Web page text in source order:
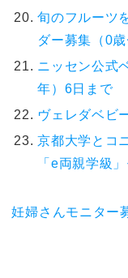
旬のフルーツ
ダー募集（0歳
ニッセン公式
年）6日まで
ヴェレダベビ
京都大学とコ
「e両親学級
妊婦さんモニター